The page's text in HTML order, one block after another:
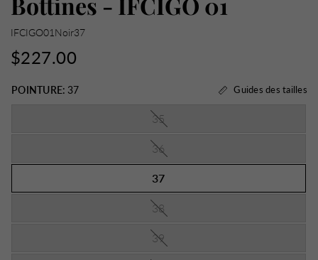
IFCIGO01Noir37
$227.00
POINTURE: 37 Guides des tailles
35
36
37
38
39